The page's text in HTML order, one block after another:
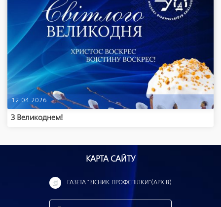
12.04.2026
З Великоднем!
КАРТА САЙТУ
ГАЗЕТА "ВІСНИК ПРОФСПІЛКИ"(АРХІВ)